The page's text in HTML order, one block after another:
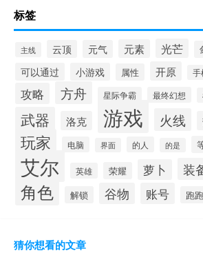
标签
主线 云顶 元气 元素 光芒
可以通过 小游戏 属性 开原 手
攻略 方舟 星际争霸 最终幻想
武器 洛克 游戏 火线
玩家 电脑 界面 的人 的是
艾尔 英雄 荣耀 萝卜 装
角色 解锁 谷物 账号 跑跑
猜你想看的文章